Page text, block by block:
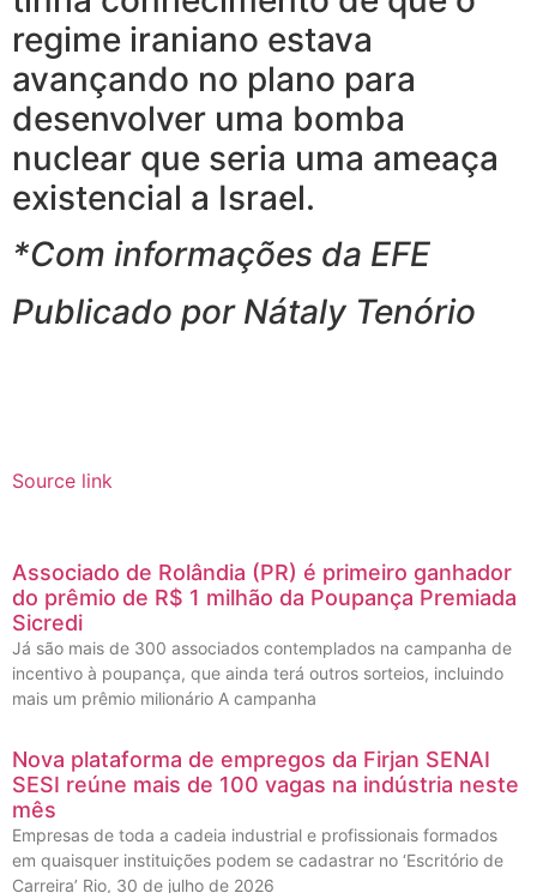
regime iraniano estava
avançando no plano para
desenvolver uma bomba
nuclear que seria uma ameaça
existencial a Israel.
*Com informações da EFE
Publicado por Nátaly Tenório
Source link
Associado de Rolândia (PR) é primeiro ganhador
do prêmio de R$ 1 milhão da Poupança Premiada
Sicredi
Já são mais de 300 associados contemplados na campanha de
incentivo à poupança, que ainda terá outros sorteios, incluindo
mais um prêmio milionário A campanha
Nova plataforma de empregos da Firjan SENAI
SESI reúne mais de 100 vagas na indústria neste
mês
Empresas de toda a cadeia industrial e profissionais formados
em quaisquer instituições podem se cadastrar no ‘Escritório de
Carreira’ Rio, 30 de julho de 2026